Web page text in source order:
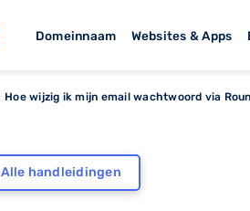
Domeinnaam Websites & Apps
Hoe wijzig ik mijn email wachtwoord via
Alle handleidingen